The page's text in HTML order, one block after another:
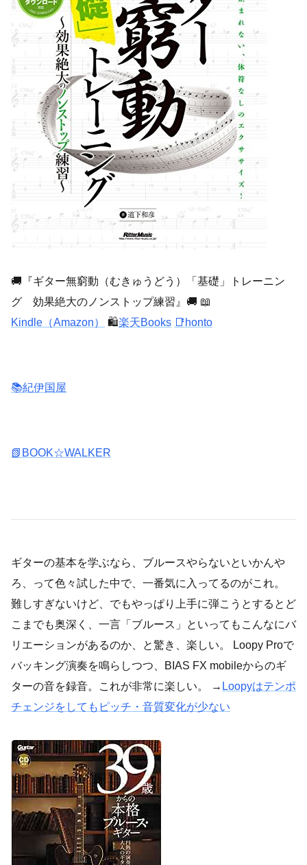
🚚『ギター無窮動（むきゅうどう）「基礎」トレーニン
グ 効果絶大のノンストップ練習』🚚 📖
Kindle（Amazon）
🛍️楽天Books 📑honto
📚紀伊国屋
📗BOOK☆WALKER
ギターの基本を学ぶなら、ブルースやらないといかんや
ろ、って色々試した中で、一番気に入ってるのがこれ。
難しすぎないけど、でもやっぱり上手に弾こうとするとど
こまでも奥深く、一言「ブルース」といってもこんなにバ
リエーションがあるのか、と驚き、楽しい。 Loopy Proで
バッキング演奏を鳴らしつつ、BIAS FX mobileからのギ
ターの音を録音。これが非常に楽しい。 → Loopyはテンポ
チェンジをしてもピッチ・音質変化が少ない